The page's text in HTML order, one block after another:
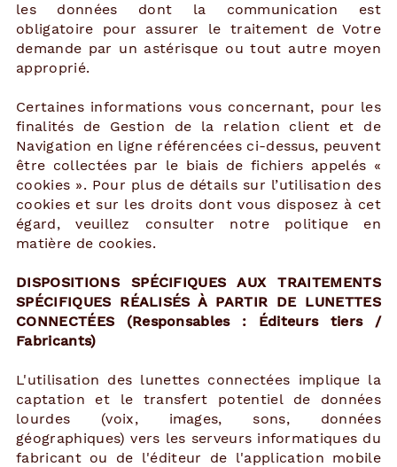
les données dont la communication est
obligatoire pour assurer le traitement de Votre
demande par un astérisque ou tout autre moyen
approprié.
Certaines informations vous concernant, pour les
finalités de Gestion de la relation client et de
Navigation en ligne référencées ci-dessus, peuvent
être collectées par le biais de fichiers appelés «
cookies ». Pour plus de détails sur l’utilisation des
cookies et sur les droits dont vous disposez à cet
égard, veuillez consulter notre politique en
matière de cookies.
DISPOSITIONS SPÉCIFIQUES AUX TRAITEMENTS
SPÉCIFIQUES RÉALISÉS À PARTIR DE LUNETTES
CONNECTÉES (Responsables : Éditeurs tiers /
Fabricants)
L'utilisation des lunettes connectées implique la
captation et le transfert potentiel de données
lourdes (voix, images, sons, données
géographiques) vers les serveurs informatiques du
fabricant ou de l'éditeur de l'application mobile